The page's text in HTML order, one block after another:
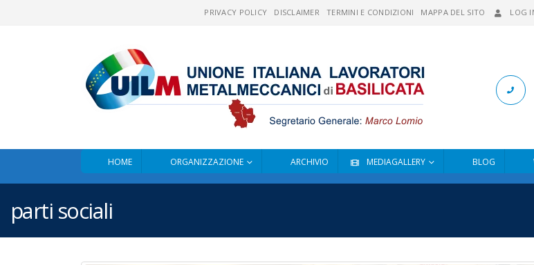
PRIVACY POLICY DISCLAIMER TERMINI E CONDIZIONI MAPPA DEL SITO LOG
HOME ORGANIZZAZIONE ARCHIVIO MEDIAGALLERY BLOG
parti sociali